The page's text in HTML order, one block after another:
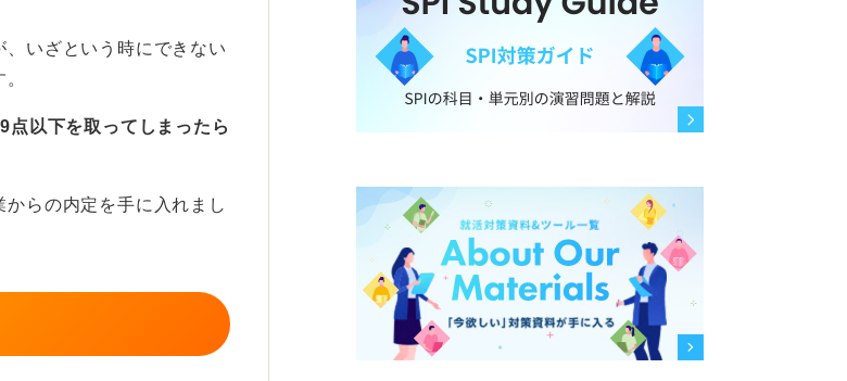
けますと幸いです」と柔ら
ぎないこともマナーで
えれば失礼にはなりませ
止める姿勢が重要です。
、いざという時にできない
点以下を取ってしまったら
らの内定を手に入れまし